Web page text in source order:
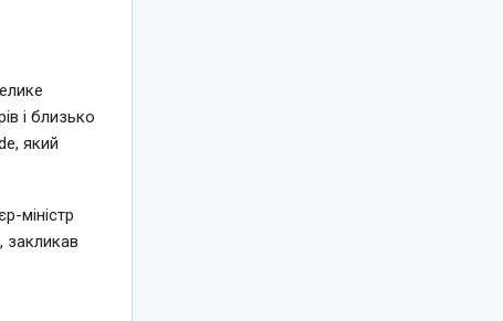
і близько
який
міністр
закликав